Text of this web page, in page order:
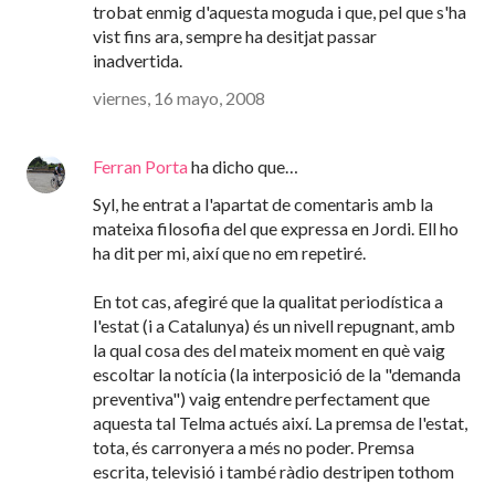
trobat enmig d'aquesta moguda i que, pel que s'ha
vist fins ara, sempre ha desitjat passar
inadvertida.
viernes, 16 mayo, 2008
Ferran Portaha dicho que…
Syl, he entrat a l'apartat de comentaris amb la
mateixa filosofia del que expressa en Jordi. Ell ho
ha dit per mi, així que no em repetiré.
En tot cas, afegiré que la qualitat periodística a
l'estat (i a Catalunya) és un nivell repugnant, amb
la qual cosa des del mateix moment en què vaig
escoltar la notícia (la interposició de la "demanda
preventiva") vaig entendre perfectament que
aquesta tal Telma actués així. La premsa de l'estat,
tota, és carronyera a més no poder. Premsa
escrita, televisió i també ràdio destripen tothom